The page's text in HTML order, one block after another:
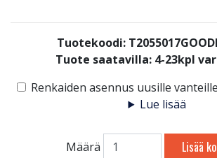
Tuotekoodi:
Tuote saatavilla: 4-23kpl
Renkaiden asennus uusille
Lue lisää
Määrä Lisää